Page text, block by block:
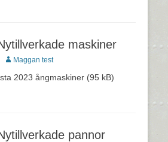
maskiner
Författare
Maggan test
2023 ångmaskiner (95 kB)
pannor